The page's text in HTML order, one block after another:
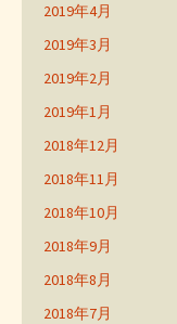
2019年4月
2019年3月
2019年2月
2019年1月
2018年12月
2018年11月
2018年10月
2018年9月
2018年8月
2018年7月